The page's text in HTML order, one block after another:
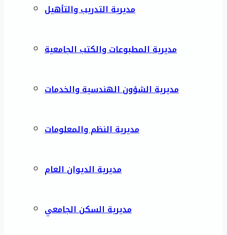
مديرية التدريب والتأهيل
مديرية المطبوعات والكتب الجامعية
مديرية الشؤون الهندسية والخدمات
مديرية النظم والمعلومات
مديرية الديوان العام
مديرية السكن الجامعي